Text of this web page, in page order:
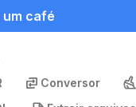
um café
Conversor